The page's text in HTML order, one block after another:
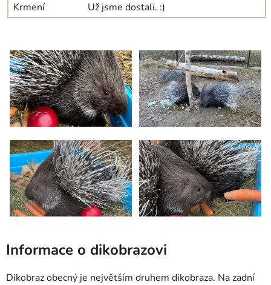
Krmení
Už jsme dostali. :)
Informace o dikobrazovi
Dikobraz obecný je největším druhem dikobraza. Na zadní